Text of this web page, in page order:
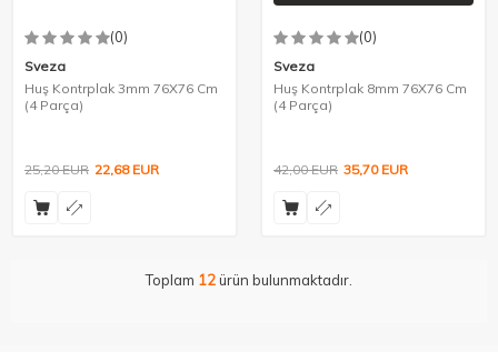
(0)
Sveza
Huş Kontrplak 3mm 76X76 Cm
(4 Parça)
25,20EUR 22,68EUR
(0)
Sveza
Huş Kontrplak 8mm 76X76 Cm
(4 Parça)
42,00EUR 35,70EUR
Toplam 12ürün bulunmaktadır.